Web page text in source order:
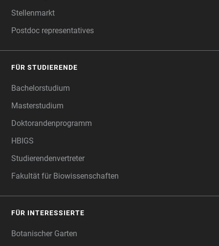
Stellenmarkt
Postdoc representatives
FÜR STUDIERENDE
Bachelorstudium
Masterstudium
Doktorandenprogramm
HBIGS
Studierendenvertreter
Fakultät für Biowissenschaften
FÜR INTERESSIERTE
Botanischer Garten